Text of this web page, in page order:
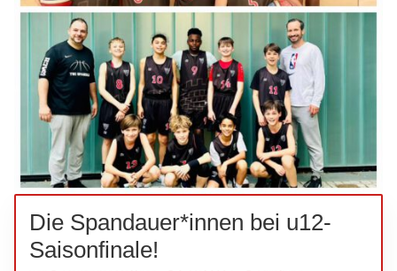
Die Spandauer*innen bei u12-
Saisonfinale!